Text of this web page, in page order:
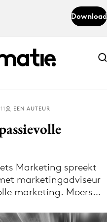
Download
Abonneer nu
Abonneer nu
via de Adformatie
app
EEN AUTEUR
Marketing spreekt
marketingadviseur
marketing. Moers…